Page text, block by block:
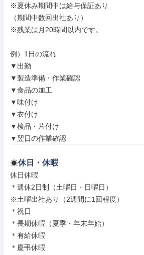
※夏休み期間中は給与保証あり
（期間中数回出社あり）
※残業は月20時間以内です。
例）1日の流れ
▼出勤
▼製造準備・作業確認
▼食品の加工
▼味付け
▼衣付け
▼検品・片付け
▼翌日の作業確認
休日・休暇
休日休暇
＊週休2日制（土曜日・日曜日）
※土曜出社あり（2週間に1回程度）
＊祝日
＊長期休暇（夏季・年末年始）
＊有給休暇
＊慶弔休暇